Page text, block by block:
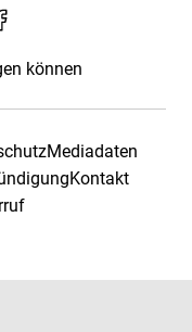
können
Mediadaten
Kontakt